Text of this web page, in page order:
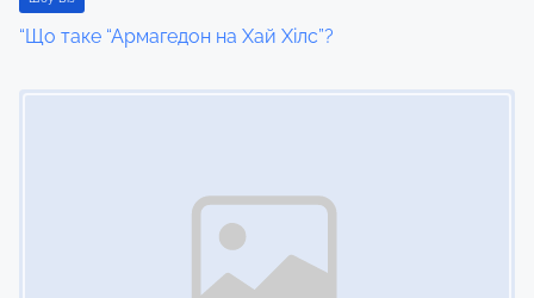
o
“Що таке “Армагедон на Хай Хілс”?